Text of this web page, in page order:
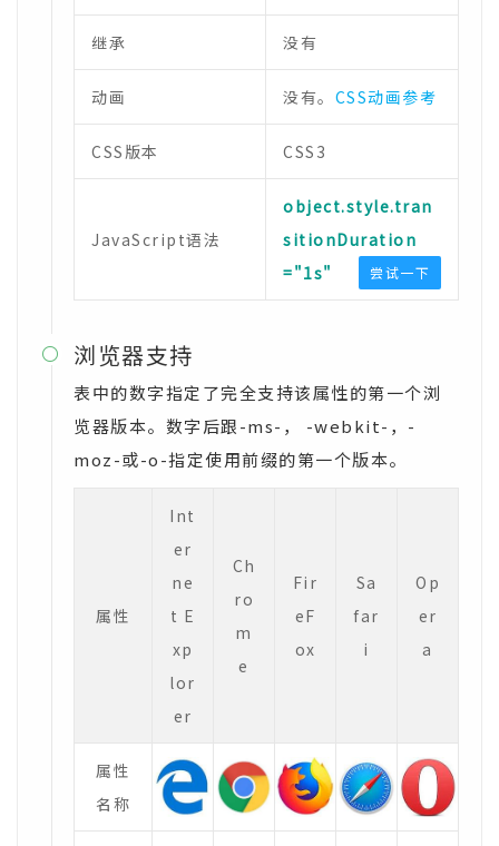
继承 没有
动画 没有。 CSS动画参考
CSS版本 CSS3
JavaScript语法
object.style.tran
sitionDuration
="1s"
尝试一下
 浏览器支持
表中的数字指定了完全支持该属性的第一个浏
览器版本。数字后跟-ms-， -webkit-，-
moz-或-o-指定使用前缀的第一个版本。
属性
Int
er
ne
t E
xp
lor
er
Ch
ro
m
e
Fir
eF
ox
Sa
far
i
Op
er
a
属性
名称